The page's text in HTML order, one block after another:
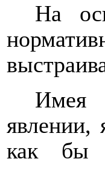
На
Имея
явлении,
как бы